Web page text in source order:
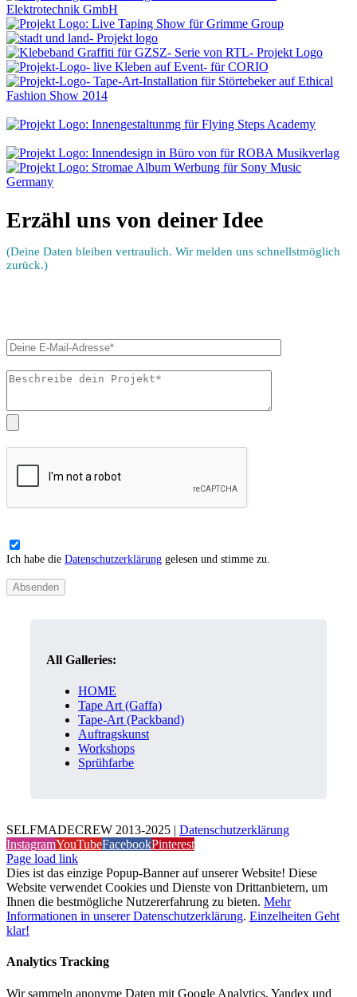
Erzähl uns von deiner Idee
(Deine Daten bleiben vertraulich. Wir melden uns schnellstmöglich
zurück.)
Ich habe die Datenschutzerklärung gelesen und stimme zu.
All Galleries:
HOME
Tape Art (Gaffa)
Tape-Art (Packband)
Auftragskunst
Workshops
Sprühfarbe
SELFMADECREW 2013-2025 | Datenschutzerklärung
InstagramYouTubeFacebookPinterest
Page load link
Dies ist das einzige Popup-Banner auf unserer Website! Diese
Website verwendet Cookies und Dienste von Drittanbietern, um
Ihnen die bestmögliche Nutzererfahrung zu bieten. Mehr
Informationen in unserer Datenschutzerklärung. Einzelheiten Geht
klar!
Analytics Tracking
Wir sammeln anonyme Daten mit Google Analytics, Yandex und